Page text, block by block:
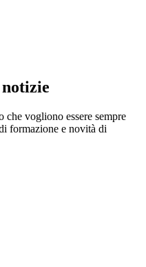
che vogliono essere sempre
formazione e novità di